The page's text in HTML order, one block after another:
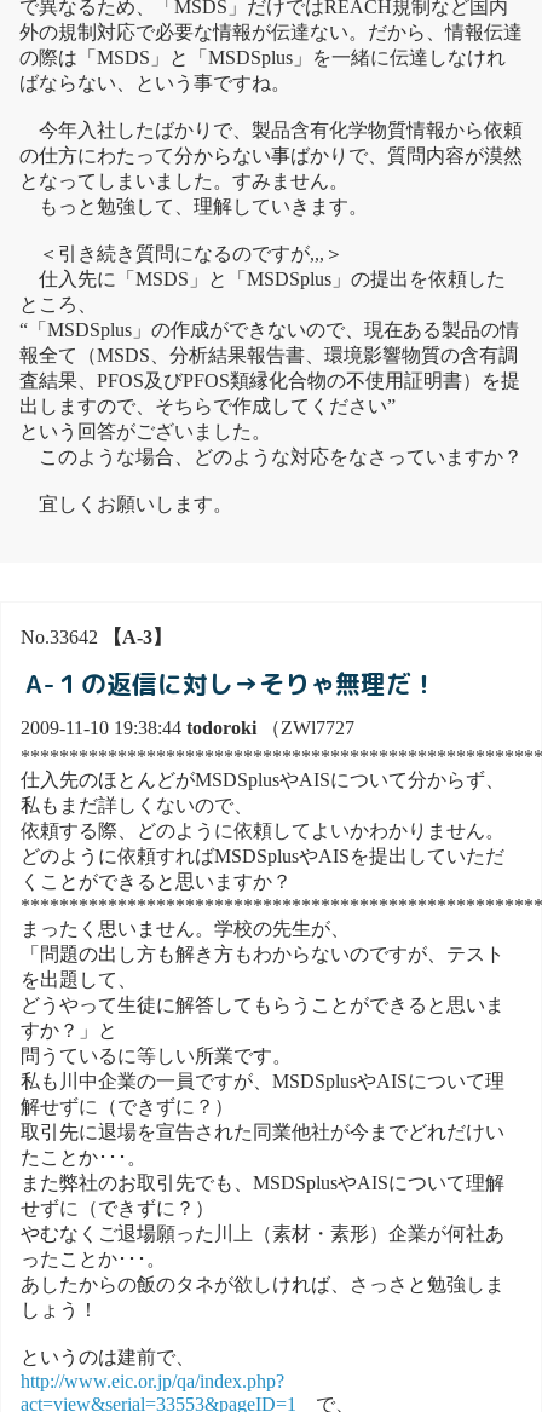
で異なるため、「MSDS」だけではREACH規制など国内
外の規制対応で必要な情報が伝達ない。だから、情報伝達
の際は「MSDS」と「MSDSplus」を一緒に伝達しなけれ
ばならない、という事ですね。
今年入社したばかりで、製品含有化学物質情報から依頼
の仕方にわたって分からない事ばかりで、質問内容が漠然
となってしまいました。すみません。
もっと勉強して、理解していきます。
＜引き続き質問になるのですが,,,＞
仕入先に「MSDS」と「MSDSplus」の提出を依頼した
ところ、
“「MSDSplus」の作成ができないので、現在ある製品の情
報全て（MSDS、分析結果報告書、環境影響物質の含有調
査結果、PFOS及びPFOS類縁化合物の不使用証明書）を提
出しますので、そちらで作成してください”
という回答がございました。
このような場合、どのような対応をなさっていますか？
宜しくお願いします。
No.33642 【A-3】
A-１の返信に対し→そりゃ無理だ！
2009-11-10 19:38:44 todoroki （ZWl7727
仕入先のほとんどがMSDSplusやAISについて分からず、
私もまだ詳しくないので、
依頼する際、どのように依頼してよいかわかりません。
どのように依頼すればMSDSplusやAISを提出していただ
くことができると思いますか？
まったく思いません。学校の先生が、
「問題の出し方も解き方もわからないのですが、テスト
を出題して、
どうやって生徒に解答してもらうことができると思いま
すか？」と
問うているに等しい所業です。
私も川中企業の一員ですが、MSDSplusやAISについて理
解せずに（できずに？）
取引先に退場を宣告された同業他社が今までどれだけい
たことか･･･。
また弊社のお取引先でも、MSDSplusやAISについて理解
せずに（できずに？）
やむなくご退場願った川上（素材・素形）企業が何社あ
ったことか･･･。
あしたからの飯のタネが欲しければ、さっさと勉強しま
しょう！
というのは建前で、
http://www.eic.or.jp/qa/index.php?
act=view&serial=33553&pageID=1
で、